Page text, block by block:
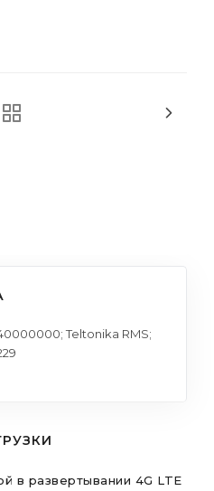
Teltonika RMS;
в развертывании 4G LTE